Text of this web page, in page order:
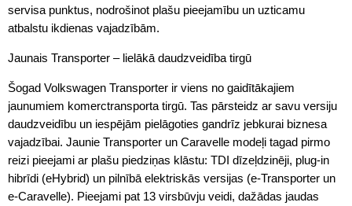
servisa punktus, nodrošinot plašu pieejamību un uzticamu
atbalstu ikdienas vajadzībām.
Jaunais Transporter – lielākā daudzveidība tirgū
Šogad Volkswagen Transporter ir viens no gaidītākajiem
jaunumiem komerctransporta tirgū. Tas pārsteidz ar savu versiju
daudzveidību un iespējām pielāgoties gandrīz jebkurai biznesa
vajadzībai. Jaunie Transporter un Caravelle modeļi tagad pirmo
reizi pieejami ar plašu piedziņas klāstu: TDI dīzeļdzinēji, plug-in
hibrīdi (eHybrid) un pilnībā elektriskās versijas (e-Transporter un
e-Caravelle). Pieejami pat 13 virsbūvju veidi, dažādas jaudas